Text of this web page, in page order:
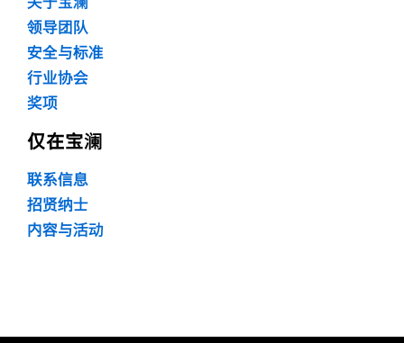
领导团队
安全与标准
行业协会
奖项
仅在宝澜
联系信息
招贤纳士
内容与活动